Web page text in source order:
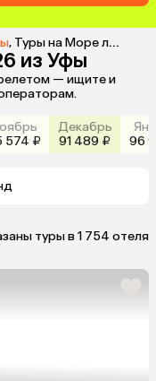
, Туры на Море летом 2026 из Уфы
из Уфы
— ищите и
574 ₽
Декабрь
91 489 ₽
96
туры в 1 754 отеля